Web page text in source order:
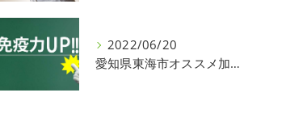
2022/06/20
愛知県東海市オススメ加圧パーソナルトレーニングジム One❣️